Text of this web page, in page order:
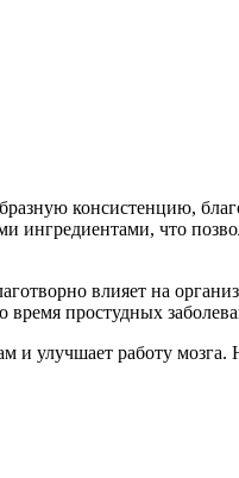
консистенцию,
ингредиентами, что
влияет на
время простудных
и улучшает работу